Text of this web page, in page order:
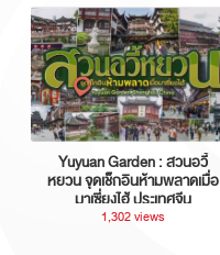
Yuyuan Garden : สวนอวี้
หยวน จุดเช็กอินห้ามพลาดเมื่อ
มาเซี่ยงไฮ้ ประเทศจีน
1,302 views